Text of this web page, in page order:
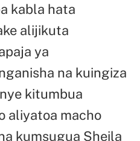
kabla hata
alijikuta
ya
na kuingiza
kitumbua
aliyatoa macho
kumsugua Sheila